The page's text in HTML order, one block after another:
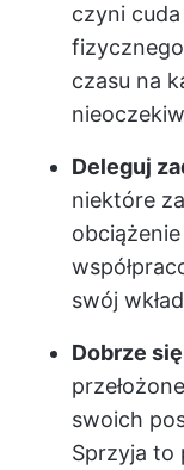
czyni
czasu na
Deleguj
niektóre
swój
Dobrze
swoich
Sprzyja to